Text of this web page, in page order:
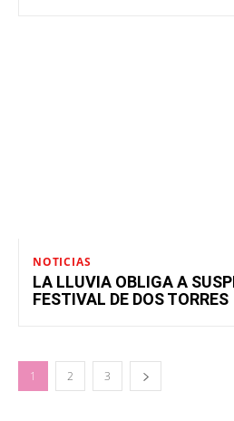
NOTICIAS
LA LLUVIA OBLIGA A
FESTIVAL DE DOS TORRES
1 2 3